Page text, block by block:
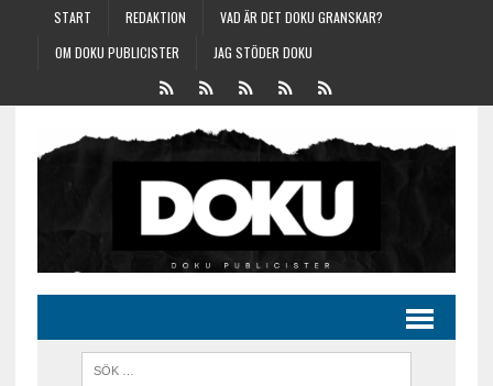
START REDAKTION
VAD ÄR DET DOKU GRANSKAR?
OM DOKU PUBLICISTER
JAG STÖDER DOKU